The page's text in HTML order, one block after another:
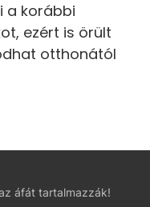
a korábbi
ezért is örült
otthonától
áfát tartalmazzák!